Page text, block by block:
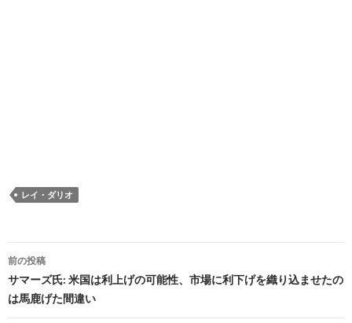
レイ・ダリオ
投
稿
ナ
前の投稿
サマーズ氏: 米国は利上げの可能性、市場に利下げを織り込ませたの
は馬鹿げた間違い